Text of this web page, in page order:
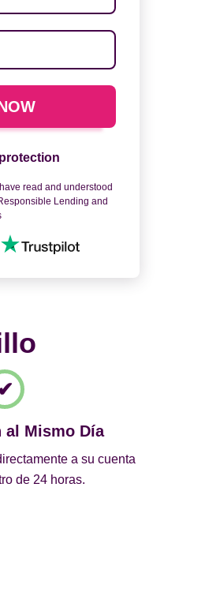
read and understood
Lending and
al Mismo Día
a su cuenta
de 24 horas.